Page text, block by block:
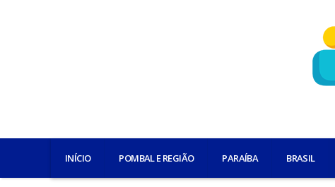
INÍCIO POMBAL E REGIÃO PARAÍBA BRASIL